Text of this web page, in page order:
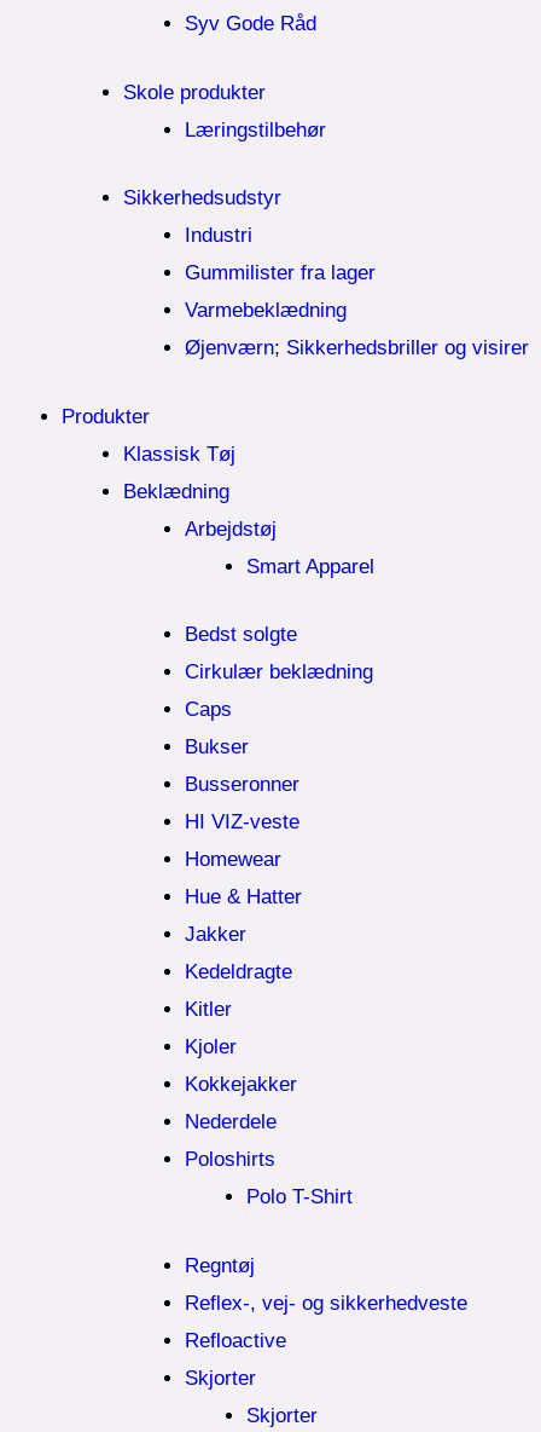
Syv Gode Råd
Skole produkter
Læringstilbehør
Sikkerhedsudstyr
Industri
Gummilister fra lager
Varmebeklædning
Øjenværn; Sikkerhedsbriller og visirer
Produkter
Klassisk Tøj
Beklædning
Arbejdstøj
Smart Apparel
Bedst solgte
Cirkulær beklædning
Caps
Bukser
Busseronner
HI VIZ-veste
Homewear
Hue & Hatter
Jakker
Kedeldragte
Kitler
Kjoler
Kokkejakker
Nederdele
Poloshirts
Polo T-Shirt
Regntøj
Reflex-, vej- og sikkerhedveste
Refloactive
Skjorter
Skjorter